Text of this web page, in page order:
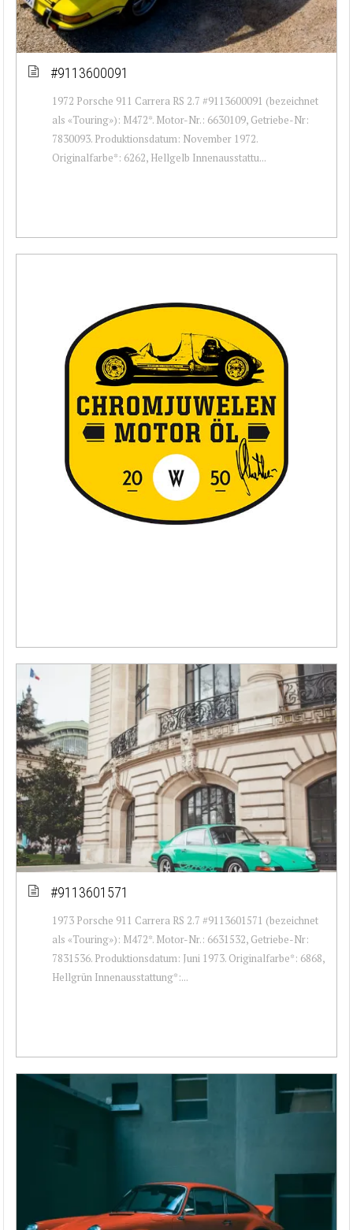
#9113600091
1972 Porsche 911 Carrera RS 2.7 #9113600091 (bezeichnet
als «Touring»): M472*. Motor-Nr.: 6630109, Getriebe-Nr:
7830093. Produktionsdatum: November 1972.
Originalfarbe*: 6262, Hellgelb Innenausstattu...
#9113601571
1973 Porsche 911 Carrera RS 2.7 #9113601571 (bezeichnet
als «Touring»): M472*. Motor-Nr.: 6631532, Getriebe-Nr:
7831536. Produktionsdatum: Juni 1973. Originalfarbe*: 6868,
Hellgrün Innenausstattung*:...